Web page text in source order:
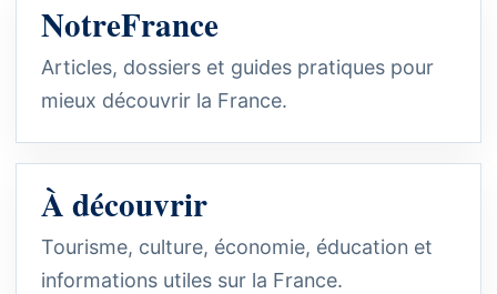
NotreFrance
Articles, dossiers et guides pratiques pour
mieux découvrir la France.
À découvrir
Tourisme, culture, économie, éducation et
informations utiles sur la France.